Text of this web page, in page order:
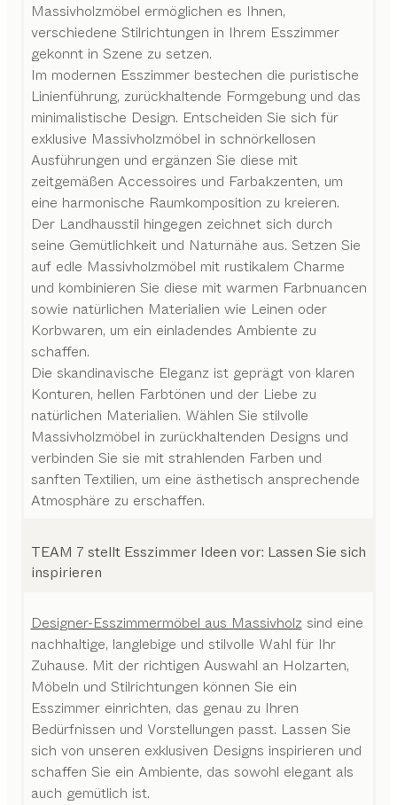
Massivholzmöbel ermöglichen es Ihnen,
verschiedene Stilrichtungen in Ihrem Esszimmer
gekonnt in Szene zu setzen.
Im modernen Esszimmer bestechen die puristische
Linienführung, zurückhaltende Formgebung und das
minimalistische Design. Entscheiden Sie sich für
exklusive Massivholzmöbel in schnörkellosen
Ausführungen und ergänzen Sie diese mit
zeitgemäßen Accessoires und Farbakzenten, um
eine harmonische Raumkomposition zu kreieren.
Der Landhausstil hingegen zeichnet sich durch
seine Gemütlichkeit und Naturnähe aus. Setzen Sie
auf edle Massivholzmöbel mit rustikalem Charme
und kombinieren Sie diese mit warmen Farbnuancen
sowie natürlichen Materialien wie Leinen oder
Korbwaren, um ein einladendes Ambiente zu
schaffen.
Die skandinavische Eleganz ist geprägt von klaren
Konturen, hellen Farbtönen und der Liebe zu
natürlichen Materialien. Wählen Sie stilvolle
Massivholzmöbel in zurückhaltenden Designs und
verbinden Sie sie mit strahlenden Farben und
sanften Textilien, um eine ästhetisch ansprechende
Atmosphäre zu erschaffen.
TEAM 7 stellt Esszimmer Ideen vor: Lassen Sie sich
inspirieren
Designer-Esszimmermöbel aus Massivholzsind eine
nachhaltige, langlebige und stilvolle Wahl für Ihr
Zuhause. Mit der richtigen Auswahl an Holzarten,
Möbeln und Stilrichtungen können Sie ein
Esszimmer einrichten, das genau zu Ihren
Bedürfnissen und Vorstellungen passt. Lassen Sie
sich von unseren exklusiven Designs inspirieren und
schaffen Sie ein Ambiente, das sowohl elegant als
auch gemütlich ist.